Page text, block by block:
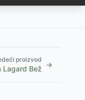
proizvod
Lagard Bež →